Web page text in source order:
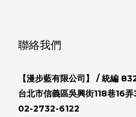
聯絡我們
【漫步藍有限公司】
/ 統編
台北市信義區吳興街118巷16
02-2732-6122